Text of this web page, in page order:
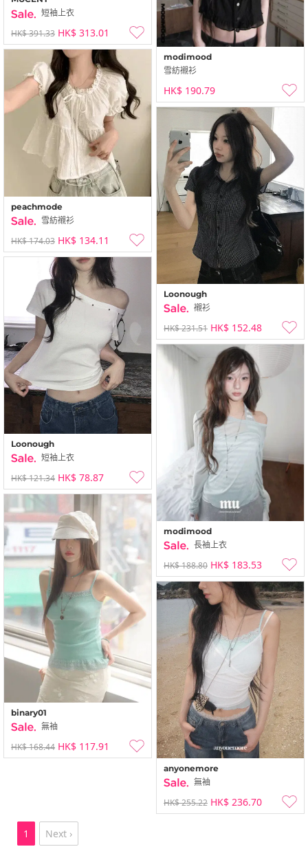
短袖上衣
HK$ 391.33 HK$ 313.01
modimood
雪紡襯衫
HK$ 190.79
peachmode
雪紡襯衫
HK$ 174.03 HK$ 134.11
Loonough
襯衫
HK$ 231.51 HK$ 152.48
Loonough
短袖上衣
HK$ 121.34 HK$ 78.87
modimood
長袖上衣
HK$ 188.80 HK$ 183.53
binary01
無袖
HK$ 168.44 HK$ 117.91
anyonemore
無袖
HK$ 255.22 HK$ 236.70
1 Next ›